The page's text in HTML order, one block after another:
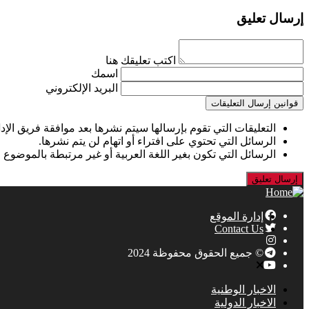
إرسال تعليق
اكتب تعليقك هنا
اسمك
البريد الإلكتروني
قوانين إرسال التعليقات
التعليقات التي تقوم بإرسالها سيتم نشرها بعد موافقة فريق
الرسائل التي تحتوي على افتراء أو اتهام لن يتم نشرها.
الرسائل التي تكون بغير اللغة العربية أو غير مرتبطة
إدارة الموقع
Contact Us
© جميع الحقوق محفوظة 2024
الاخبار الوطنية
الاخبار الدولية